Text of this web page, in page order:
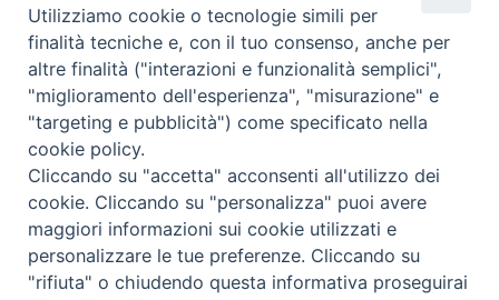
Scrivici
Copyright © 2019 - Tutti i diritti riservati - Vita
Trentina Editrice
Privacy Policy
Torna
Utilizziamo cookie o tecnologie simili per
finalità tecniche e, con il tuo consenso, anche per
altre finalità ("interazioni e funzionalità semplici",
"miglioramento dell'esperienza", "misurazione" e
"targeting e pubblicità") come specificato nella
cookie policy.
Cliccando su "accetta" acconsenti all'utilizzo dei
cookie. Cliccando su "personalizza" puoi avere
maggiori informazioni sui cookie utilizzati e
personalizzare le tue preferenze. Cliccando su
"rifiuta" o chiudendo questa informativa proseguirai